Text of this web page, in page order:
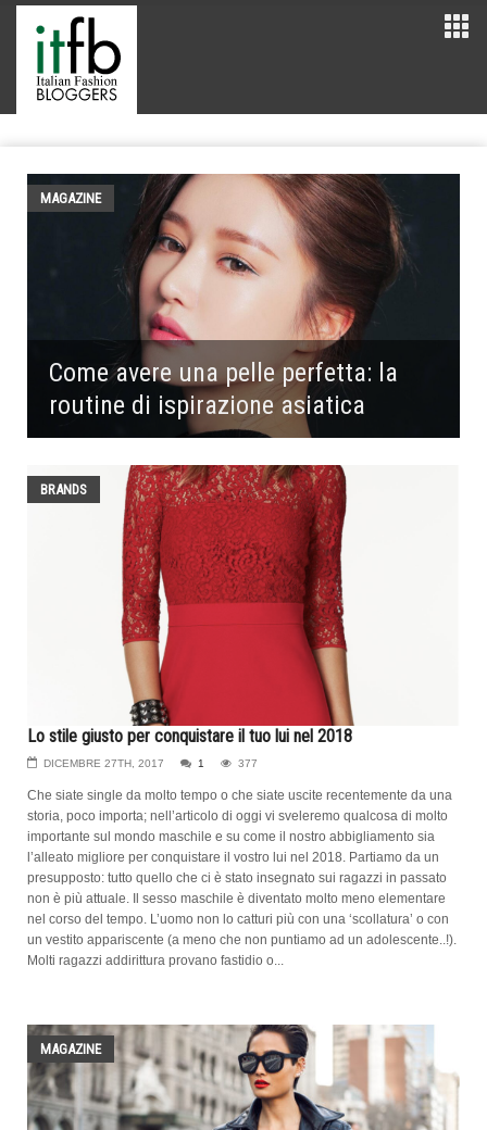
Come avere una pelle perfetta: la
routine di ispirazione asiatica
MAGAZINE
BRANDS
Lo stile giusto per conquistare il tuo lui nel 2018
DICEMBRE 27TH, 2017 1 377
Che siate single da molto tempo o che siate uscite recentemente da una
storia, poco importa; nell’articolo di oggi vi sveleremo qualcosa di molto
importante sul mondo maschile e su come il nostro abbigliamento sia
l’alleato migliore per conquistare il vostro lui nel 2018. Partiamo da un
presupposto: tutto quello che ci è stato insegnato sui ragazzi in passato
non è più attuale. Il sesso maschile è diventato molto meno elementare
nel corso del tempo. L’uomo non lo catturi più con una ‘scollatura’ o con
un vestito appariscente (a meno che non puntiamo ad un adolescente..!).
Molti ragazzi addirittura provano fastidio o...
MAGAZINE